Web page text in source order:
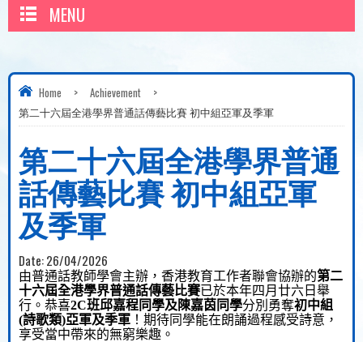
MENU
Home > Achievement
>
第二十六屆全港學界普通話傳藝比賽 初中組亞軍及季軍
第二十六屆全港學界普通
話傳藝比賽 初中組亞軍
及季軍
Date:26/04/2026
由普通話教師學會主辦，香港教育工作者聯會協辦的第二
十六屆全港學界普通話傳藝比賽已於本年四月廿六日舉
行。恭喜2C班邱嘉程同學及陳嘉茵同學分別勇奪初中組
(詩歌類)亞軍及季軍 ！期待同學能在朗誦過程感受詩意，
享受當中帶來的無窮樂趣。